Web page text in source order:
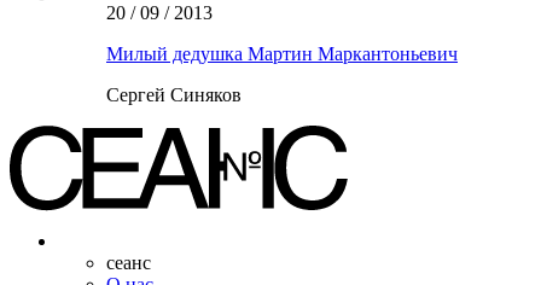
20 / 09 / 2013
Милый дедушка Мартин Маркантоньевич
Сергей Синяков
сеанс